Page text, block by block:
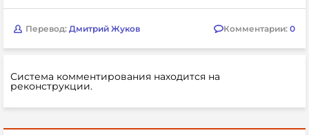
Перевод: Дмитрий Жуков Комментарии: 0
Система комментирования находится на
реконструкции.